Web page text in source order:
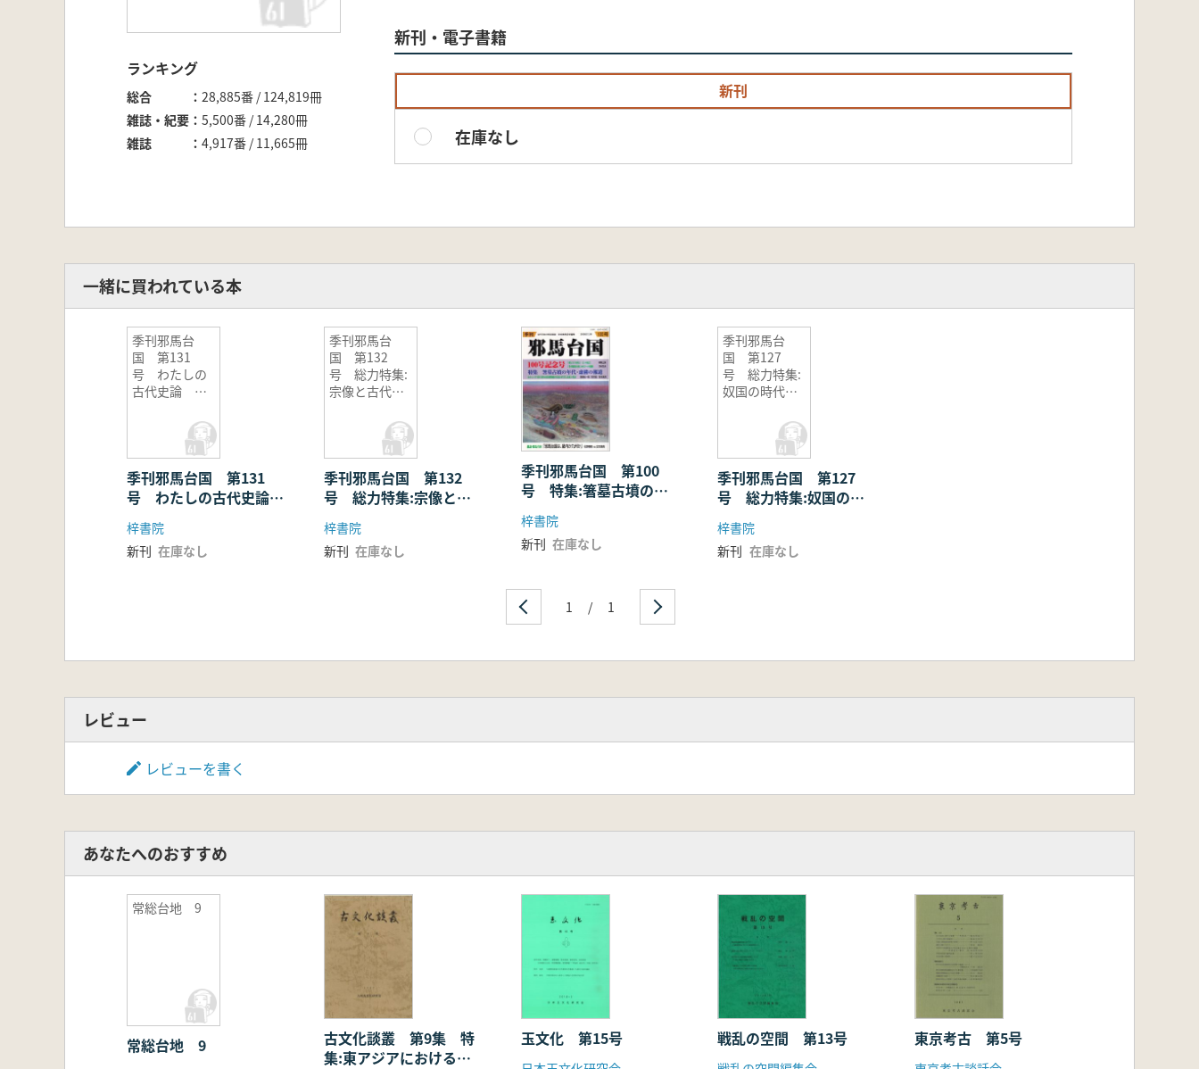
ランキング
総合
28,885番 / 124,819冊
雑誌・紀要
5,500番 / 14,280冊
雑誌
4,917番 / 11,665冊
新刊・電子書籍
新刊
在庫なし
一緒に買われている本
季刊邪馬台
国 第131
号 わたしの
古代史論 受
季刊邪馬台国 第131
号 わたしの古代史論
受賞論文特集
梓書院
新刊 在庫なし
季刊邪馬台
国 第132
号 総力特集:
宗像と古代日
季刊邪馬台国 第132
号 総力特集:宗像と古
代日本
梓書院
新刊 在庫なし
季刊邪馬台国 第100
号 特集:箸墓古墳の年
代・虚構の法道
梓書院
新刊 在庫なし
季刊邪馬台
国 第127
号 総力特集:
奴国の時代
季刊邪馬台国 第127
号 総力特集:奴国の時
代 第1弾
梓書院
新刊 在庫なし
1 / 1
レビュー
レビューを書く
あなたへのおすすめ
常総台地 9
常総台地 9
古文化談叢 第9集 特
集:東アジアにおける青
玉文化 第15号 戦乱の空間 第13号 東京考古 第5号